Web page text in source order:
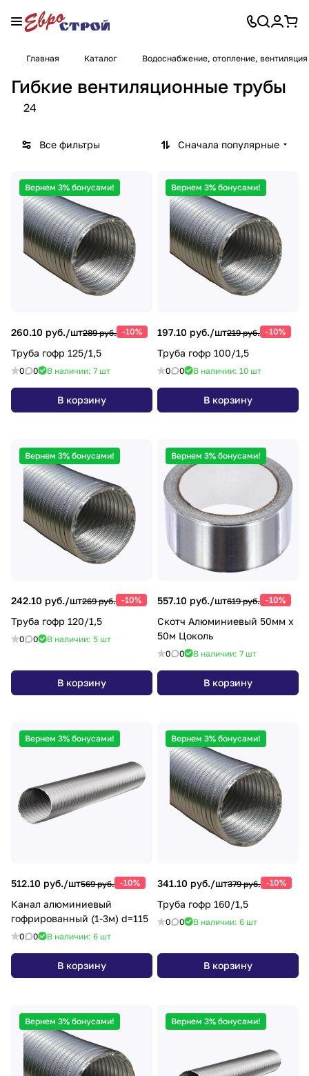
Главная Каталог Водоснабжение, отопление, вентиляция
Гибкие вентиляционные трубы
24
Все фильтры Сначала популярные
Вернем 3% бонусами!
260.10 руб./шт289 руб. -10%
Труба гофр 125/1,5
0 0 В наличии: 7 шт
В корзину
Вернем 3% бонусами!
197.10 руб./шт219 руб. -10%
Труба гофр 100/1,5
0 0 В наличии: 10 шт
В корзину
Вернем 3% бонусами!
242.10 руб./шт269 руб. -10%
Труба гофр 120/1,5
0 0 В наличии: 5 шт
В корзину
Вернем 3% бонусами!
557.10 руб./шт619 руб. -10%
Скотч Алюминиевый 50мм х
50м Цоколь
0 0 В наличии: 7 шт
В корзину
Вернем 3% бонусами!
512.10 руб./шт569 руб. -10%
Канал алюминиевый
гофрированный (1-3м) d=115
0 0 В наличии: 6 шт
В корзину
Вернем 3% бонусами!
341.10 руб./шт379 руб. -10%
Труба гофр 160/1,5
0 0 В наличии: 6 шт
В корзину
Вернем 3% бонусами! Вернем 3% бонусами!